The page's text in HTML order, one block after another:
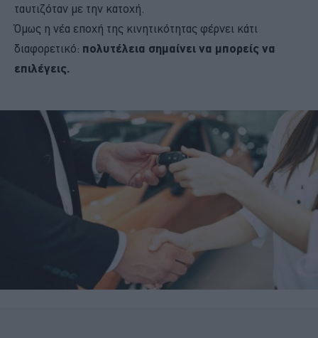
ταυτιζόταν με την κατοχή.
Όμως η νέα εποχή της κινητικότητας φέρνει κάτι
διαφορετικό: πολυτέλεια σημαίνει να μπορείς να
επιλέγεις.